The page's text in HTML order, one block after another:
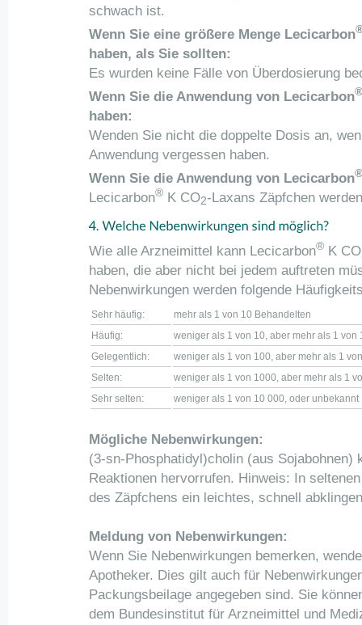
schwach ist.
Wenn Sie eine größere Menge Lecicarbon
haben, als Sie sollten:
Es wurden keine Fälle von Überdosierung
Wenn Sie die Anwendung von Lecicarbon®
haben:
Wenden Sie nicht die doppelte Dosis an,
Anwendung vergessen haben.
Wenn Sie die Anwendung von Lecicarbon®
Lecicarbon® K CO2-Laxans Zäpfchen
Wie alle Arzneimittel kann Lecicarbon® K CO
haben, die aber nicht bei jedem auftreten
Nebenwirkungen werden folgende
Sehr häufig:
mehr als 1 von 10 Behandelten
Häufig:
weniger als 1 von 10, aber mehr als 1 von
Gelegentlich:
weniger als 1 von 100, aber mehr als 1
Selten:
weniger als 1 von 1000, aber mehr als 1
Sehr selten:
weniger als 1 von 10 000, oder unbekannt
Mögliche Nebenwirkungen:
(3-sn-Phosphatidyl)cholin (aus Sojabohnen)
Reaktionen hervorrufen. Hinweis: In
des Zäpfchens ein leichtes, schnell
Meldung von Nebenwirkungen:
Wenn Sie Nebenwirkungen bemerken,
Apotheker. Dies gilt auch für
Packungsbeilage angegeben sind. Sie
dem Bundesinstitut für Arzneimittel und